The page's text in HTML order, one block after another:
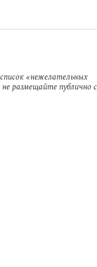
«нежелательных
размещайте публично